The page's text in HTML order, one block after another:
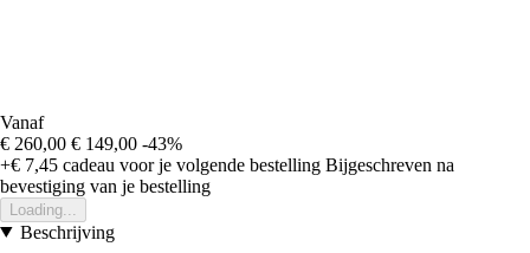
Vanaf
€ 260,00 € 149,00 -43%
+€ 7,45 cadeau voor je volgende bestelling Bijgeschreven na
bevestiging van je bestelling
Loading...
Beschrijving